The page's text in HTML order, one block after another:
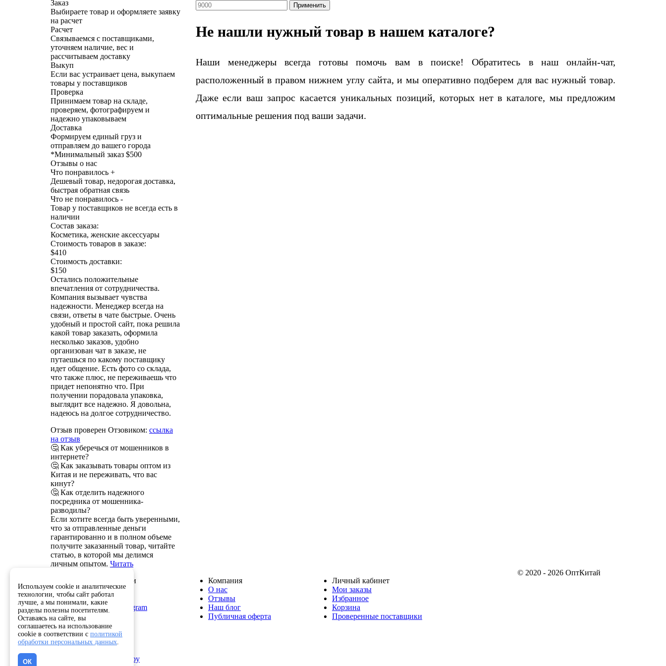
Заказ
Выбираете товар и оформляете заявку
на расчет
Расчет
Связываемся с поставщиками,
уточняем наличие, вес и
рассчитываем доставку
Выкуп
Если вас устраивает цена, выкупаем
товары у поставщиков
Проверка
Принимаем товар на складе,
проверяем, фотографируем и
надежно упаковываем
Доставка
Формируем единый груз и
отправляем до вашего города
*Минимальный заказ $500
Отзывы о нас
Что понравилось +
Дешевый товар, недорогая доставка,
быстрая обратная связь
Что не понравилось -
Товар у поставщиков не всегда есть в
наличии
Состав заказа:
Косметика, женские аксессуары
Стоимость товаров в заказе:
$410
Стоимость доставки:
$150
Остались положительные
впечатления от сотрудничества.
Компания вызывает чувства
надежности. Менеджер всегда на
связи, ответы в чате быстрые. Очень
удобный и простой сайт, пока решила
какой товар заказать, оформила
несколько заказов, удобно
организован чат в заказе, не
путаешься по какому поставщику
идет общение. Есть фото со склада,
что также плюс, не переживаешь что
придет непонятно что. При
получении порадовала упаковка,
выглядит все надежно. Я довольна,
надеюсь на долгое сотрудничество.
Отзыв проверен Отзовиком: ссылка
на отзыв
🤔 Как уберечься от мошенников в
интернете?
🤔 Как заказывать товары оптом из
Китая и не переживать, что вас
кинут?
🤔 Как отделить надежного
посредника от мошенника-
разводилы?
Если хотите всегда быть уверенными,
что за отправленные деньги
гарантированно и в полном объеме
получите заказанный товар, читайте
статью, в которой мы делимся
личным опытом. Читать
Применить
Не нашли нужный товар в нашем каталоге?
Наши менеджеры всегда готовы помочь вам в поиске! Обратитесь в наш онлайн-чат,
расположенный в правом нижнем углу сайта, и мы оперативно подберем для вас нужный товар.
Даже если ваш запрос касается уникальных позиций, которых нет в каталоге, мы предложим
оптимальные решения под ваши задачи.
Служба поддержки
8 800 222-82-50
info@optkitai.com
Наш бот в Telegram
Компания
О нас
Отзывы
Наш блог
Публичная оферта
Личный кабинет
Мои заказы
Избранное
Корзина
Проверенные поставщики
Помощь
Написать директору
© 2020 - 2026 ОптКитай
Используем cookie и аналитические
технологии, чтобы сайт работал
лучше, а мы понимали, какие
разделы полезны посетителям.
Оставаясь на сайте, вы
соглашаетесь на использование
cookie в соответствии с политикой
обработки персональных данных.
ОК